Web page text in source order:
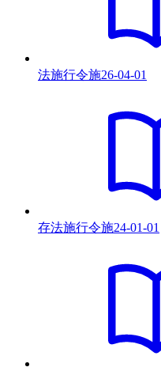
法施行令施26-04-01
存法施行令施24-01-01